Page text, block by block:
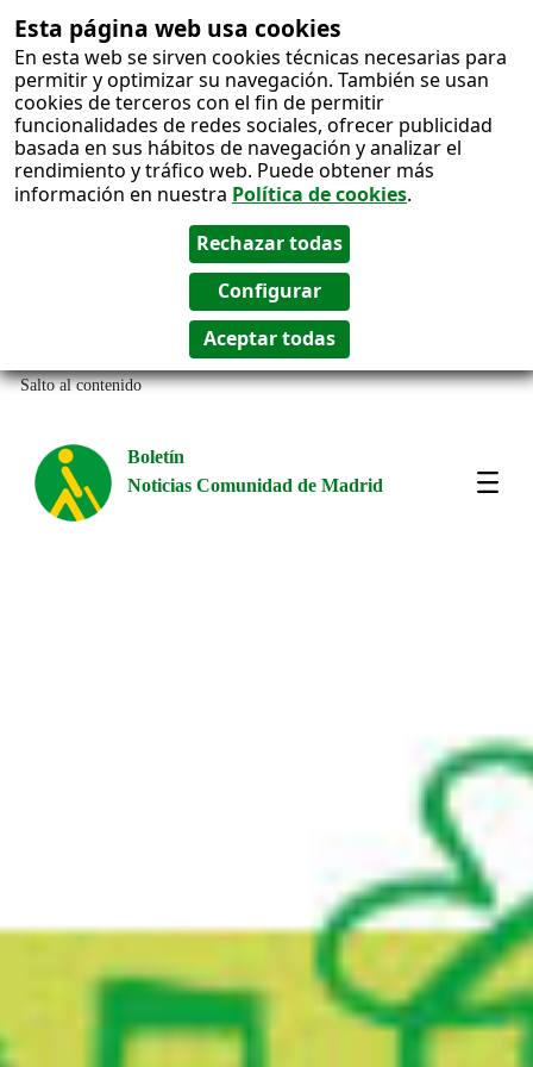
Esta página web usa cookies
En esta web se sirven cookies técnicas necesarias para
permitir y optimizar su navegación. También se usan
cookies de terceros con el fin de permitir
funcionalidades de redes sociales, ofrecer publicidad
basada en sus hábitos de navegación y analizar el
rendimiento y tráfico web. Puede obtener más
información en nuestra Política de cookies.
Salto al contenido
Boletín
Noticias Comunidad de Madrid